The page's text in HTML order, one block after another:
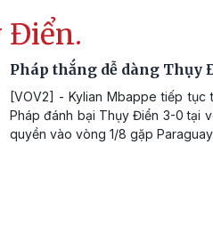
Điển.
Pháp thắng dễ dàng Thụy
[VOV2] - Kylian Mbappe tiếp tục
Pháp đánh bại Thụy Điển 3-0 tại
quyền vào vòng 1/8 gặp Paraguay.